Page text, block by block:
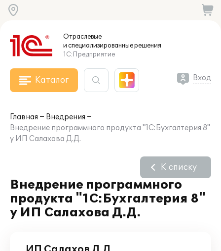
Отраслевые
и специализированныерешения
1С:Предприятие
Каталог Вход
Главная
Внедрения
Внедрение программного продукта "1С:Бухгалтерия 8"
у ИП Салахова Д.Д.
Внедрение программного
продукта "1С:Бухгалтерия 8"
у ИП Салахова Д.Д.
К списку